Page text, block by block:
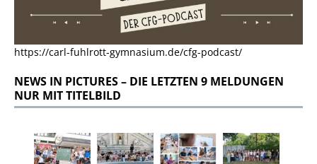
https://carl-fuhlrott-gymnasium.de/cfg-podcast/
NEWS IN PICTURES – DIE LETZTEN 9 MELDUNGEN
NUR MIT TITELBILD